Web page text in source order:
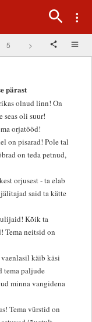
5 >
pärast
olnud linn! On
seas oli suur!
orjatööd!
on pisarad! Pole tal
on teda petnud,
orjusest - ta elab
said ta kätte
Kõik ta
Tema neitsid on
vaenlasil käib käsi
tema paljude
minna vangidena
Tema vürstid on